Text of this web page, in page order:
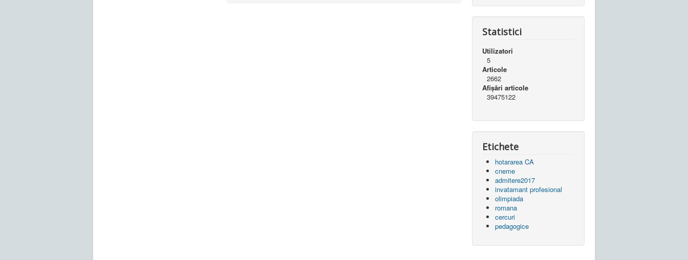
Statistici
Utilizatori
5
Articole
2662
Afișări articole
39475122
Etichete
hotararea CA
cneme
admitere2017
invatamant profesional
olimpiada
romana
cercuri
pedagogice